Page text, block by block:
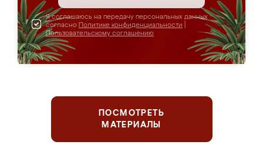
Я соглашаюсь на передачу персональных данных
согласно Политике конфиденциальности
Пользовательскому соглашению
ПОСМОТРЕТЬ
МАТЕРИАЛЫ